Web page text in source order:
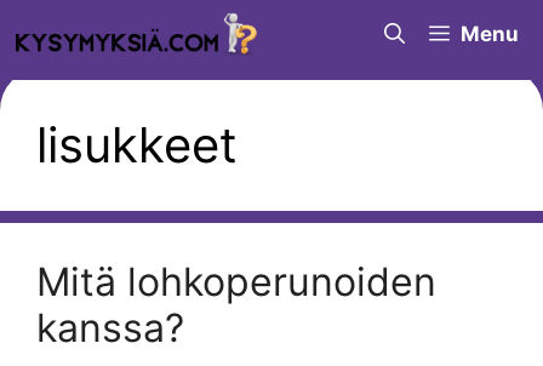
sisältöön
Menu
lisukkeet
Mitä lohkoperunoiden
kanssa?